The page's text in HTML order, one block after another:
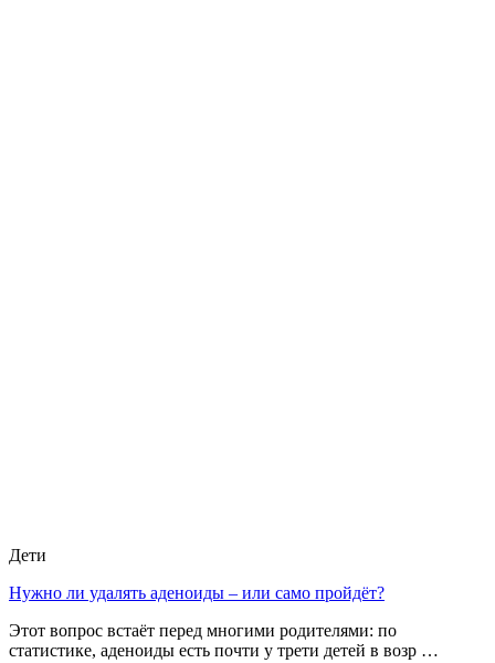
Дети
Нужно ли удалять аденоиды – или само пройдёт?
Этот вопрос встаёт перед многими родителями: по
статистике, аденоиды есть почти у трети детей в возр …